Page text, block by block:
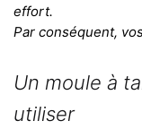
effort.
Par conséquent,
Un moule à
utiliser